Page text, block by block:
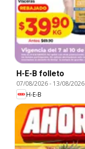
H-E-B folleto
07/08/2026- 13/08/2026
H-E-B